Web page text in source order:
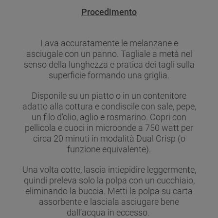
Procedimento
Lava accuratamente le melanzane e
asciugale con un panno. Tagliale a metà nel
senso della lunghezza e pratica dei tagli sulla
superficie formando una griglia.
Disponile su un piatto o in un contenitore
adatto alla cottura e condiscile con sale, pepe,
un filo d’olio, aglio e rosmarino. Copri con
pellicola e cuoci in microonde a 750 watt per
circa 20 minuti in modalità Dual Crisp (o
funzione equivalente).
Una volta cotte, lascia intiepidire leggermente,
quindi preleva solo la polpa con un cucchiaio,
eliminando la buccia. Metti la polpa su carta
assorbente e lasciala asciugare bene
dall’acqua in eccesso.